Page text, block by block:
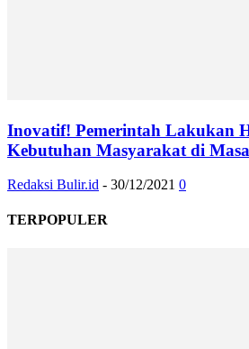
Inovatif! Pemerintah Lakukan
Kebutuhan Masyarakat di
Redaksi Bulir.id - 30/12/2021 0
TERPOPULER